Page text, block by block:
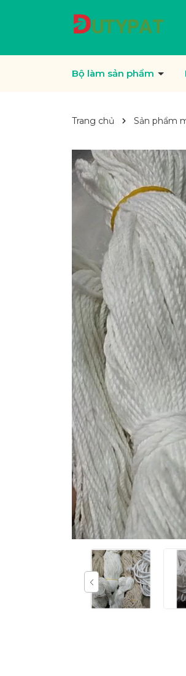
Bộ làm sản phẩm
Trang chủ Sản phẩm